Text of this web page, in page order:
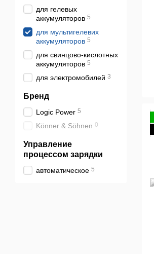
для гелевых
аккумуляторов 5
для мультигелевих
аккумуляторов 5
для свинцово-кислотных
аккумуляторов 5
для электромобилей 3
Бренд
Logic Power 5
Könner & Söhnen 0
Управление
процессом зарядки
автоматическое 5